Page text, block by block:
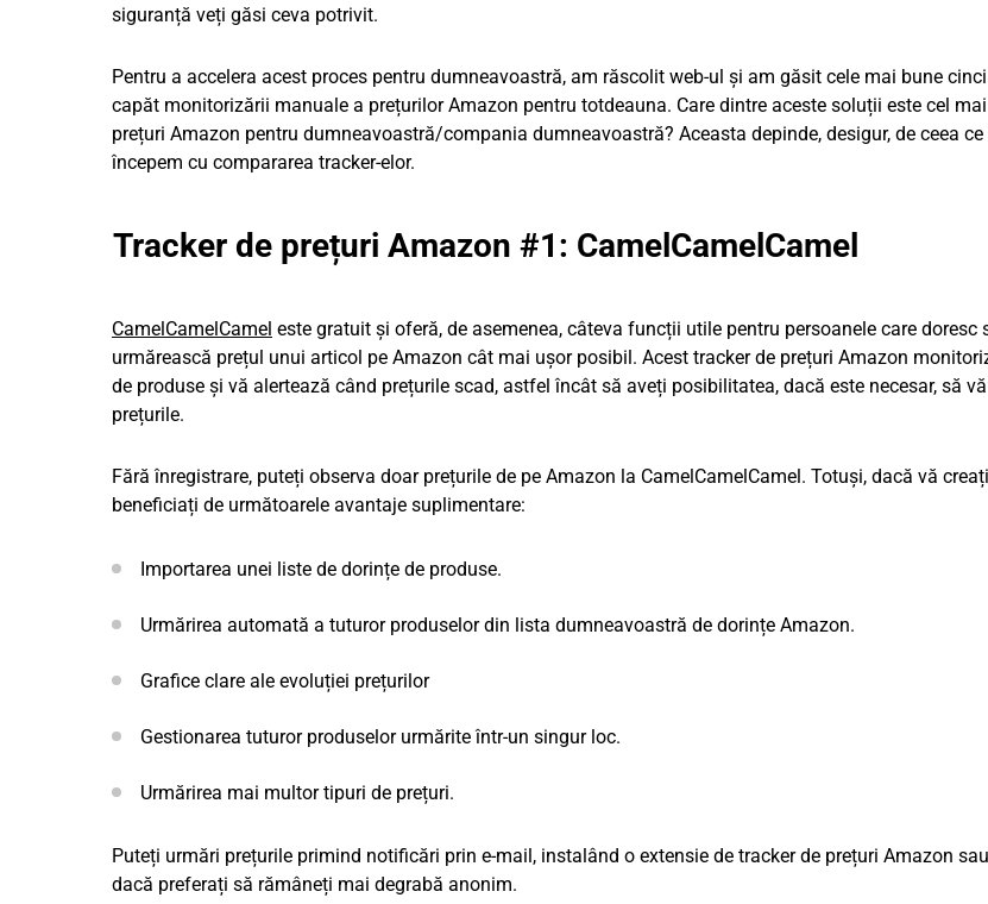
siguranță veți găsi ceva potrivit.
Pentru a accelera acest proces pentru dumneavoastră, am răscolit web-ul și am găsit cele mai bune
capăt monitorizării manuale a prețurilor Amazon pentru totdeauna. Care dintre aceste soluții este cel
prețuri Amazon pentru dumneavoastră/compania dumneavoastră? Aceasta depinde, desigur, de ceea ce
începem cu compararea tracker-elor.
Tracker de prețuri Amazon #1: CamelCamelCamel
CamelCamelCamel este gratuit și oferă, de asemenea, câteva funcții utile pentru persoanele care doresc
urmărească prețul unui articol pe Amazon cât mai ușor posibil. Acest tracker de prețuri Amazon
de produse și vă alertează când prețurile scad, astfel încât să aveți posibilitatea, dacă este necesar, să
prețurile.
Fără înregistrare, puteți observa doar prețurile de pe Amazon la CamelCamelCamel. Totuși, dacă vă
beneficiați de următoarele avantaje suplimentare:
Importarea unei liste de dorințe de produse.
Urmărirea automată a tuturor produselor din lista dumneavoastră de dorințe Amazon.
Grafice clare ale evoluției prețurilor
Gestionarea tuturor produselor urmărite într-un singur loc.
Urmărirea mai multor tipuri de prețuri.
Puteți urmări prețurile primind notificări prin e-mail, instalând o extensie de tracker de prețuri Amazon
dacă preferați să rămâneți mai degrabă anonim.